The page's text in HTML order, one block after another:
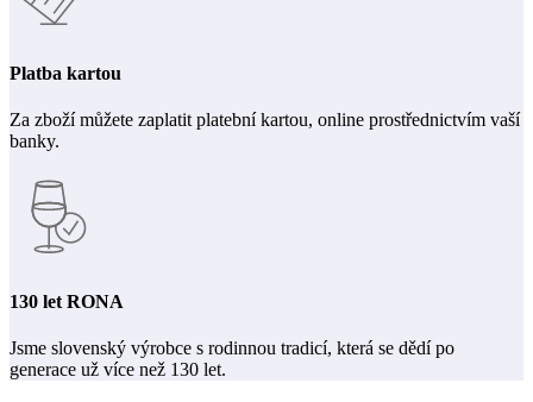
Platba kartou
Za zboží můžete zaplatit platební kartou, online prostřednictvím vaší
banky.
130 let RONA
Jsme slovenský výrobce s rodinnou tradicí, která se dědí po
generace už více než 130 let.